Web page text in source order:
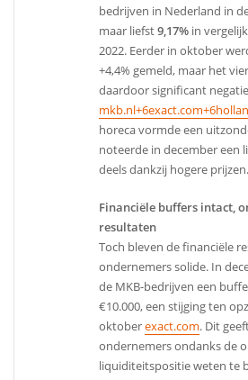
bedrijven in Nederland in
maar liefst9,17% in
2022. Eerder in oktober
+4,4% gemeld, maar het
daardoor significant
horeca vormde een
noteerde in december een
deels dankzij hogere prijzen.
Financiële buffers intact,
resultaten
Toch bleven de financiële
ondernemers solide. In
de MKB-bedrijven een
€10.000, een stijging ten
oktoberexact.com. Dit
ondernemers ondanks de
liquiditeitspositie weten te